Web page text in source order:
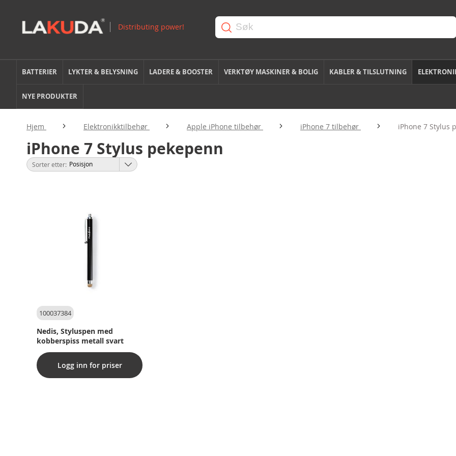
BATTERIER LYKTER & BELYSNING LADERE & BOOSTER VERKTØY MASKINER & BOLIG KABLER & TILSLUTNING
NYE PRODUKTER
Hjem Elektronikktilbehør Apple iPhone tilbehør iPhone 7 tilbehør iPhone 7 Stylus
iPhone 7 Stylus pekepenn
Sorter etter
100037384
Nedis, Styluspen med
kobberspiss metall svart
Logg inn for priser